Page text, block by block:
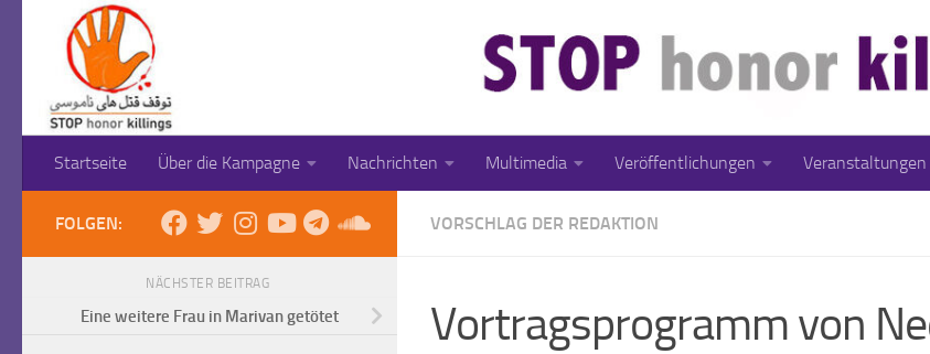
Zum Inhalt springen
Startseite Über die Kampagne Nachrichten Multimedia Veröffentlichungen Veranstaltungen
VORSCHLAG DER REDAKTION
Vortragsprogramm von
FOLGEN:
NÄCHSTER BEITRAG
Eine weitere Frau in Marivan getötet